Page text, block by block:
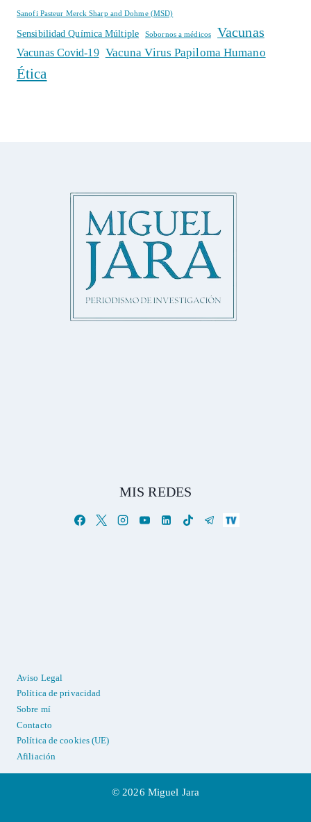
Sanofi Pasteur Merck Sharp and Dohme (MSD)
Sensibilidad Química Múltiple Sobornos a médicos Vacunas
Vacunas Covid-19 Vacuna Virus Papiloma Humano
Ética
MIS REDES
Aviso Legal
Política de privacidad
Sobre mí
Contacto
Política de cookies (UE)
Afiliación
© 2026 Miguel Jara